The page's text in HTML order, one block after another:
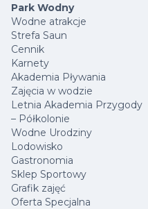
Park Wodny
Wodne atrakcje
Strefa Saun
Cennik
Karnety
Akademia Pływania
Zajęcia w wodzie
Letnia Akademia Przygody
– Półkolonie
Wodne Urodziny
Lodowisko
Gastronomia
Sklep Sportowy
Grafik zajęć
Oferta Specjalna